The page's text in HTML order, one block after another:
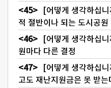
[어떻게 생각하십
적 절반이나 되는 도시공원
[어떻게 생각하십
원마다 다른 결정
[어떻게 생각하십
고도 재난지원금은 못 받